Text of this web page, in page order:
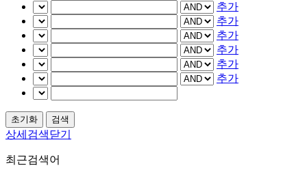
추가
추가
추가
추가
추가
추가
상세검색닫기
최근검색어